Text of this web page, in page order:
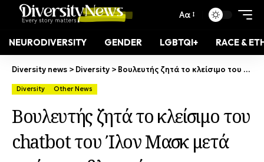
Αα
NEURODIVERSITY GENDER LGBTQI+ RACE &
Diversity news > Diversity > Βουλευτής ζητά το κλείσιμο του chatbot του Ίλον Μασκ μετά από προσβλητικό και δυσφημιστικό ισχυρισμό
Diversity Other News
Βουλευτής ζητά το κλείσιμο του
chatbot του Ίλον Μασκ μετά